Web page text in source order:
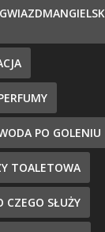
PO GOLENIU
TOALETOWA
CZEGO SŁUŻY